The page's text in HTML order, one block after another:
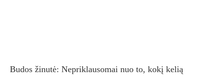
Budos žinutė: Nepriklausomai nuo to, kokį kelią